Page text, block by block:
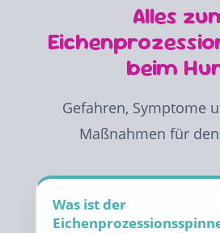
Alles
beim
Gefahren, Symptome
Maßnahmen für
Was ist der